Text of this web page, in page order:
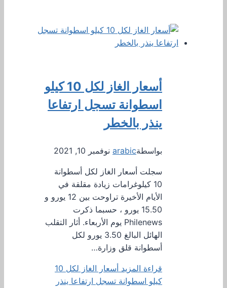
أسعار الغاز لكل 10 كيلو
اسطوانة تسجل ارتفاعا
ينذر بالخطر
بواسطةarabic نوفمبر 10, 2021
سجلت أسعار الغاز لكل أسطوانة
10 كيلوغرامات زيادة مقلقة في
الأيام الأخيرة تراوحت بين 12 يورو و
15.50 يورو ، حسبما ذكرت
Philenews يوم الأربعاء. أثار التقلب
الهائل البالغ 3.50 يورو لكل
أسطوانة قلق وزارة…
قراءة المزيد
أسعار الغاز لكل 10
كيلو اسطوانة تسجل ارتفاعا ينذر